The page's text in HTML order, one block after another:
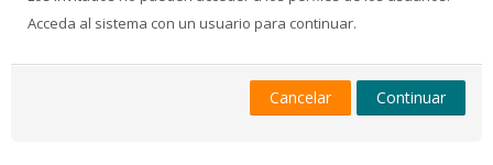
Acceda al sistema con un usuario para continuar.
Cancelar Continuar